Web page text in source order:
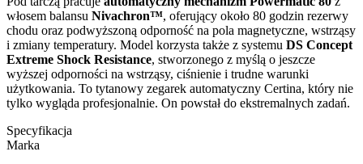
włosem balansu Nivachron™, oferujący około 80 godzin rezerwy
chodu oraz podwyższoną odporność na pola magnetyczne, wstrząsy
i zmiany temperatury. Model korzysta także z systemu DS Concept
Extreme Shock Resistance, stworzonego z myślą o jeszcze
wyższej odporności na wstrząsy, ciśnienie i trudne warunki
użytkowania. To tytanowy zegarek automatyczny Certina, który nie
tylko wygląda profesjonalnie. On powstał do ekstremalnych zadań.
Specyfikacja
Marka